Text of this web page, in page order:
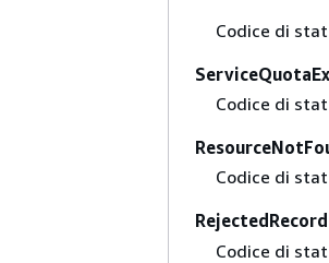
Codice di
Codice di
Codice di
Codice di